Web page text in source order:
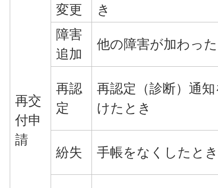
再交
付申
請
変更
き
障害
追加
他の障害が加わっ
再認
定
再認定（診断）通
けたとき
紛失 手帳をなくしたとき